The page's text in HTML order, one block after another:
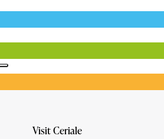
Visit Ceriale